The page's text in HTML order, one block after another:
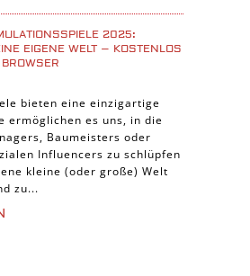
2025:
EIGENE WELT – KOSTENLOS
bieten eine einzigartige
ermöglichen es uns, in die
Baumeisters oder
Influencers zu schlüpfen
kleine (oder große) Welt
zu...